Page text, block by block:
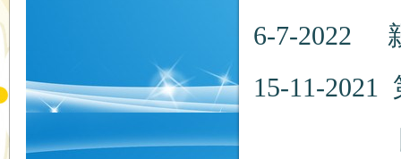
6-7-2022
15-11-